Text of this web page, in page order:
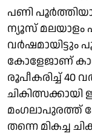
പണി
ന്യൂസ് മലയാളം
വർഷമായിട്ടും
കോളേജാണ്
രൂപീകരിച്ച് 40
മംഗലാപുരത്ത്
തന്നെ മികച്ച